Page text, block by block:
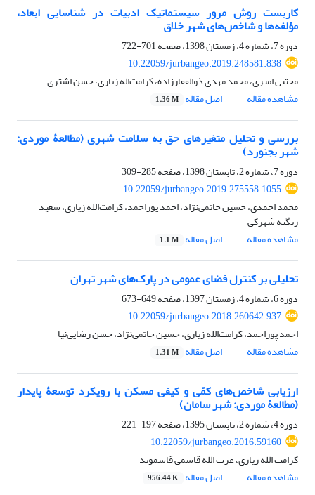
کاربست روش مرور سیستماتیک ادبیات در شناسایی ابعاد،
مؤلفه‌ها و شاخص‌های شهر خلاق
دوره 7، شماره 4، زمستان 1398، صفحه
701-722
10.22059/jurbangeo.2019.248581.838
مجتبی امیری، محمد مهدی ذوالفقارزاده، کرامت‌اله زیاری، حسن اشتری
مشاهده مقاله
اصل مقاله 1.36 M
بررسی و تحلیل متغیرهای حق به سلامت شهری (مطالعۀ موردی:
شهر بجنورد)
دوره 7، شماره 2، تابستان 1398، صفحه
285-309
10.22059/jurbangeo.2019.275558.1055
محمد احمدی، حسین حاتمی‌نژاد، احمد پوراحمد، کرامت‌الله زیاری، سعید
زنگنه شهرکی
مشاهده مقاله
اصل مقاله 1.1 M
تحلیلی بر کنترل فضای عمومی در پارک‌های شهر تهران
دوره 6، شماره 4، زمستان 1397، صفحه
649-673
10.22059/jurbangeo.2018.260642.937
احمد پوراحمد، کرامت‌الله زیاری، حسین حاتمی‌نژاد، حسن رضایی‌نیا
مشاهده مقاله
اصل مقاله 1.31 M
ارزیابی شاخص‌های کمّی و کیفی مسکن با رویکرد توسعۀ پایدار
(مطالعۀ موردی: شهر سامان)
دوره 4، شماره 2، تابستان 1395، صفحه
197-221
10.22059/jurbangeo.2016.59160
کرامت الله زیاری، عزت الله قاسمی قاسموند
مشاهده مقاله
اصل مقاله 956.44 K